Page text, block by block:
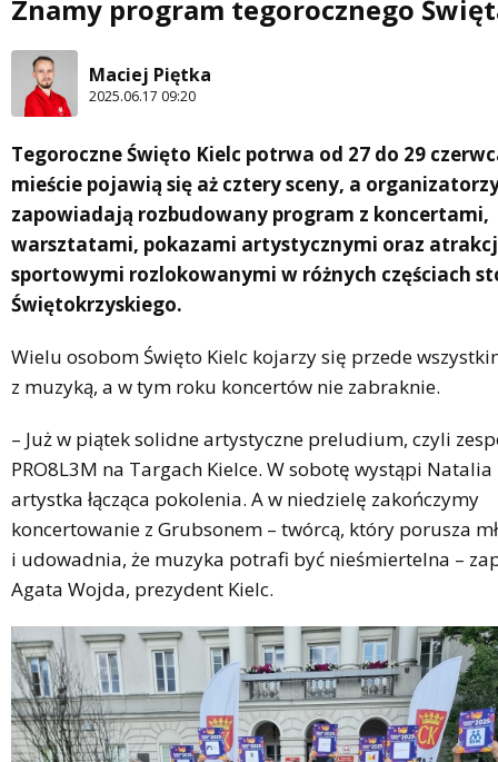
Znamy program tegorocznego
Maciej Piętka
2025.06.17 09:20
Tegoroczne Święto Kielc potrwa od 27 do 29
mieście pojawią się aż cztery sceny, a
zapowiadają rozbudowany program z koncertami,
warsztatami, pokazami artystycznymi oraz
sportowymi rozlokowanymi w różnych częściach
Świętokrzyskiego.
Wielu osobom Święto Kielc kojarzy się przede
z muzyką, a w tym roku koncertów nie zabraknie.
– Już w piątek solidne artystyczne preludium, czyli
PRO8L3M na Targach Kielce. W sobotę wystąpi
artystka łącząca pokolenia. A w niedzielę zakończymy
koncertowanie z Grubsonem – twórcą, który porusza
i udowadnia, że muzyka potrafi być nieśmiertelna –
Agata Wojda, prezydent Kielc.